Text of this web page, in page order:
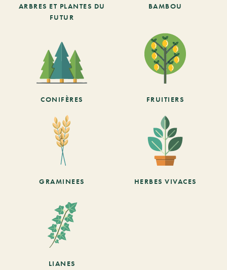
ARBRES ET PLANTES DU
FUTUR
BAMBOU
CONIFÈRES FRUITIERS
GRAMINEES HERBES VIVACES
LIANES